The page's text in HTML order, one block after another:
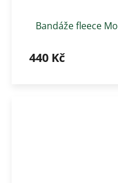
Bandáže fleece
440 Kč